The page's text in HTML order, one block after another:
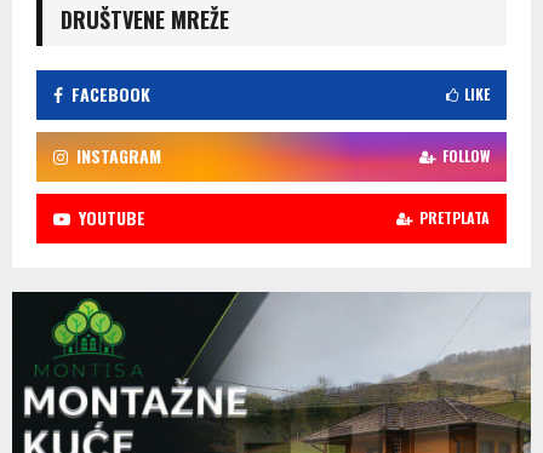
DRUŠTVENE MREŽE
FACEBOOK LIKE
INSTAGRAM FOLLOW
YOUTUBE PRETPLATA